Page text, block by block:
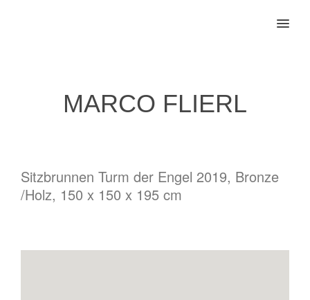
MENU
MARCO FLIERL
Sitzbrunnen Turm der Engel 2019, Bronze
/Holz, 150 x 150 x 195 cm